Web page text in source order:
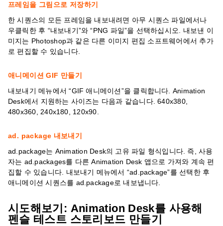
프레임을 그림으로 저장하기
한 시퀀스의 모든 프레임을 내보내려면 아무 시퀀스 파일에서나
우클릭한 후 “내보내기”와 “PNG 파일”을 선택하십시오. 내보낸 이
미지는 Photoshop과 같은 다른 이미지 편집 소프트웨어에서 추가
로 편집할 수 있습니다.
애니메이션 GIF 만들기
내보내기 메뉴에서 “GIF 애니메이션”을 클릭합니다. Animation
Desk에서 지원하는 사이즈는 다음과 같습니다. 640x380,
480x360, 240x180, 120x90.
ad. package 내보내기
ad.package는 Animation Desk의 고유 파일 형식입니다. 즉, 사용
자는 ad.packages를 다른 Animation Desk 앱으로 가져와 계속 편
집할 수 있습니다. 내보내기 메뉴에서 “ad.package”를 선택한 후
애니메이션 시퀀스를 ad.package로 내보냅니다.
시도해보기: Animation Desk를 사용해
펜슬 테스트 스토리보드 만들기